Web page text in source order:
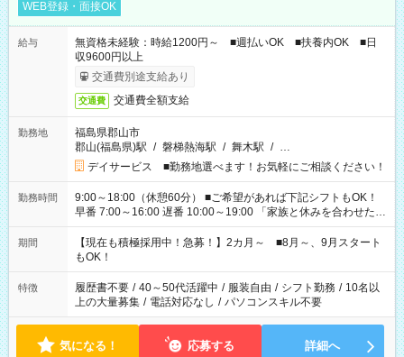
WEB登録・面接OK
給与
無資格未経験：時給1200円～ ■週払いOK ■扶養内OK ■日
収9600円以上
交通費別途支給あり
交通費 交通費全額支給
勤務地
福島県郡山市
郡山(福島県)駅 / 磐梯熱海駅 / 舞木駅 / …
デイサービス ■勤務地選べます！お気軽にご相談ください！
勤務時間
9:00～18:00（休憩60分） ■ご希望があれば下記シフトもOK！
早番 7:00～16:00 遅番 10:00～19:00 「家族と休みを合わせた
い」 「余裕を持って夕飯の準備がしたい」 「できれば残業はし
たくない」 など、ご希望を教えてくださいね。 ※Wワーク希望
の方へ 今ご覧のお仕事で希望する勤務時間と、もう1つのお仕事
の勤務時間。 合計で週40時間を超える場合は応募できません。
期間
【現在も積極採用中！急募！】2カ月～ ■8月～、9月スタート
もOK！
特徴 履歴書不要 / 40～50代活躍中 / 服装自由 / シフト勤務 / 10名以
上の大量募集 / 電話対応なし / パソコンスキル不要
気になる！ 応募する 詳細へ